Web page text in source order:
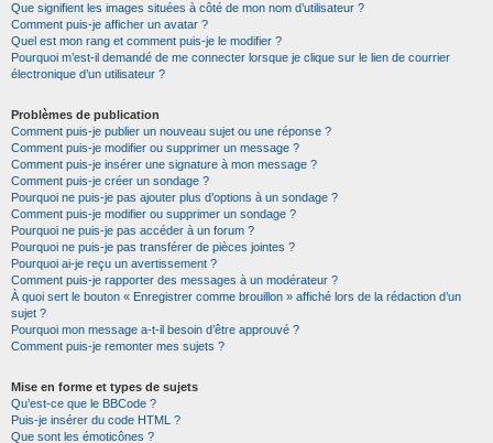
Que signifient les images situées à côté de mon nom d’utilisateur ?
Comment puis-je afficher un avatar ?
Quel est mon rang et comment puis-je le modifier ?
Pourquoi m’est-il demandé de me connecter lorsque je clique sur le lien de courrier
électronique d’un utilisateur ?
Problèmes de publication
Comment puis-je publier un nouveau sujet ou une réponse ?
Comment puis-je modifier ou supprimer un message ?
Comment puis-je insérer une signature à mon message ?
Comment puis-je créer un sondage ?
Pourquoi ne puis-je pas ajouter plus d’options à un sondage ?
Comment puis-je modifier ou supprimer un sondage ?
Pourquoi ne puis-je pas accéder à un forum ?
Pourquoi ne puis-je pas transférer de pièces jointes ?
Pourquoi ai-je reçu un avertissement ?
Comment puis-je rapporter des messages à un modérateur ?
À quoi sert le bouton « Enregistrer comme brouillon » affiché lors de la rédaction d’un
sujet ?
Pourquoi mon message a-t-il besoin d’être approuvé ?
Comment puis-je remonter mes sujets ?
Mise en forme et types de sujets
Qu’est-ce que le BBCode ?
Puis-je insérer du code HTML ?
Que sont les émoticônes ?